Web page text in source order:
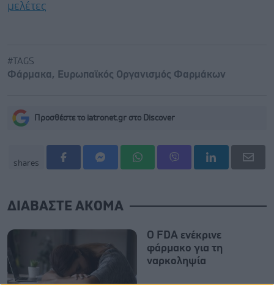
μελέτες
#TAGS
Φάρμακα, Ευρωπαϊκός Οργανισμός Φαρμάκων
Προσθέστε το iatronet.gr στο Discover
shares
ΔΙΑΒΑΣΤΕ ΑΚΟΜΑ
Ο FDA ενέκρινε
φάρμακο για τη
ναρκοληψία